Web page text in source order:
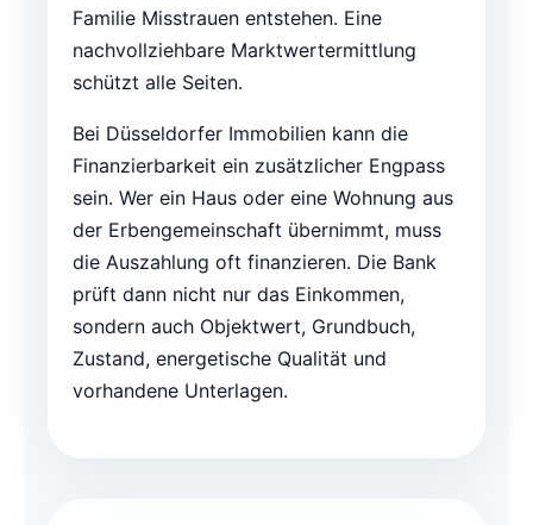
Familie Misstrauen entstehen. Eine
nachvollziehbare Marktwertermittlung
schützt alle Seiten.
Bei Düsseldorfer Immobilien kann die
Finanzierbarkeit ein zusätzlicher Engpass
sein. Wer ein Haus oder eine Wohnung aus
der Erbengemeinschaft übernimmt, muss
die Auszahlung oft finanzieren. Die Bank
prüft dann nicht nur das Einkommen,
sondern auch Objektwert, Grundbuch,
Zustand, energetische Qualität und
vorhandene Unterlagen.